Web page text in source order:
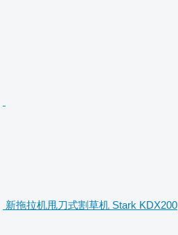
新拖拉机甩刀式割草机 Stark KDX200